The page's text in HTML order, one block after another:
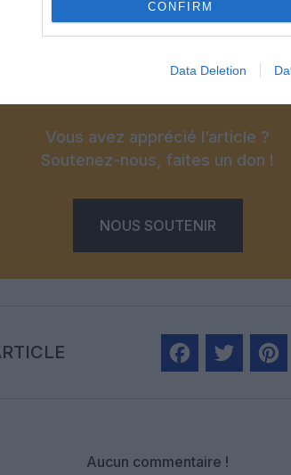
CONFIRM
Data Deletion
Vous avez apprécié l’article ?
Soutenez-nous, faites un don !
NOUS SOUTENIR
Aucun commentaire !